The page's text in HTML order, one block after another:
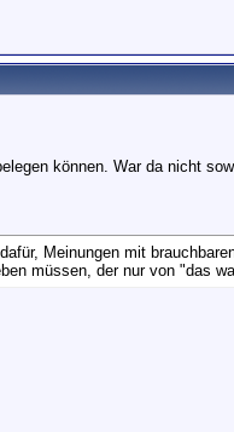
können. War da nicht
Meinungen mit
müssen, der nur von "das